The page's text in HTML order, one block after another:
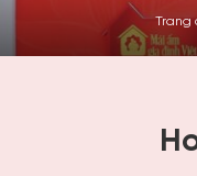
Trang